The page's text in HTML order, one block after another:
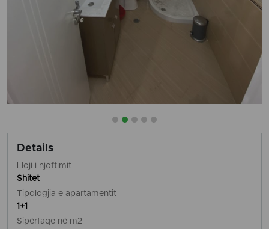
Details
Lloji i njoftimit
Shitet
Tipologjia e apartamentit
1+1
Sipërfaqe në m2